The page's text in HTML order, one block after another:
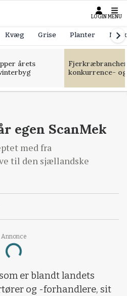
LOGIN MENU
Kvæg Grise Planter
årets
konkurrence-
Annonce
Loading...
egen ScanMek
med fra
til den sjællandske
er blandt landets
og -forhandlere, sit